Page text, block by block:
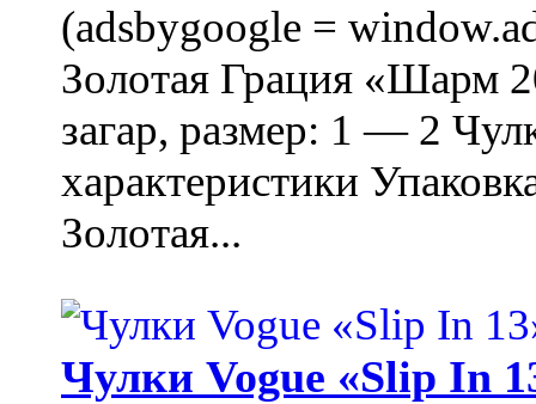
(adsbygoogle =
Золотая Грация «Шарм
загар, размер: 1 — 2
характеристики
Золотая...
Чулки Vogue «Slip In